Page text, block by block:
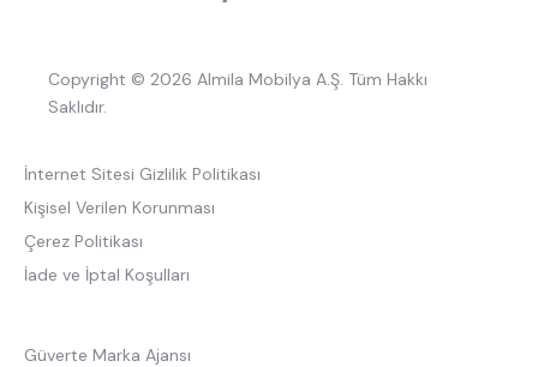
Copyright © 2026 Almila Mobilya A.Ş. Tüm Hakkı
Saklıdır.
İnternet Sitesi Gizlilik Politikası
Kişisel Verilen Korunması
Çerez Politikası
İade ve İptal Koşulları
Güverte Marka Ajansı